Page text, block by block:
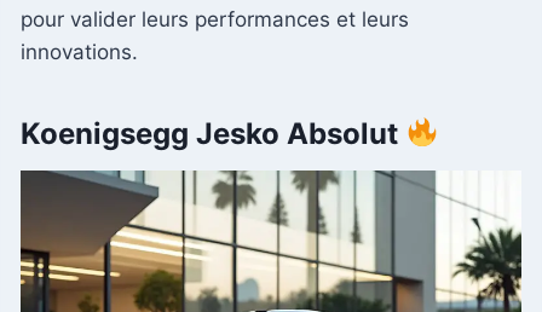
pour valider leurs performances et leurs
innovations.
Koenigsegg Jesko Absolut